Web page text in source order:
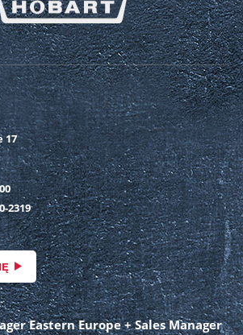
17
2319
Eastern Europe + Sales Manager